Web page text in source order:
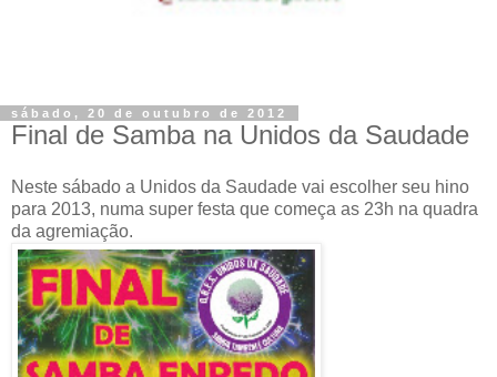
sábado, 20 de outubro de 2012
Final de Samba na Unidos da Saudade
Neste sábado a Unidos da Saudade vai escolher seu hino
para 2013, numa super festa que começa as 23h na quadra
da agremiação.